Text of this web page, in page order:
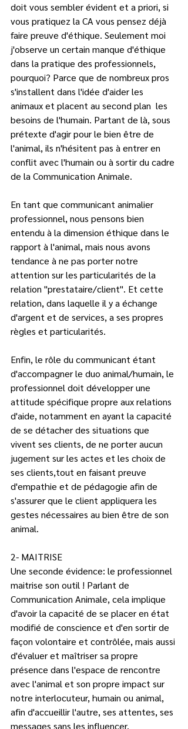
doit vous sembler évident et a priori, si
vous pratiquez la CA vous pensez déjà
faire preuve d'éthique. Seulement moi
j'observe un certain manque d'éthique
dans la pratique des professionnels,
pourquoi? Parce que de nombreux pros
s'installent dans l'idée d'aider les
animaux et placent au second plan  les
besoins de l'humain. Partant de là, sous
prétexte d'agir pour le bien être de
l'animal, ils n'hésitent pas à entrer en
conflit avec l'humain ou à sortir du cadre
de la Communication Animale.
En tant que communicant animalier
professionnel, nous pensons bien
entendu à la dimension éthique dans le
rapport à l'animal, mais nous avons
tendance à ne pas porter notre
attention sur les particularités de la
relation "prestataire/client". Et cette
relation, dans laquelle il y a échange
d'argent et de services, a ses propres
règles et particularités.
Enfin, le rôle du communicant étant
d'accompagner le duo animal/humain, le
professionnel doit développer une
attitude spécifique propre aux relations
d'aide, notamment en ayant la capacité
de se détacher des situations que
vivent ses clients, de ne porter aucun
jugement sur les actes et les choix de
ses clients,tout en faisant preuve
d'empathie et de pédagogie afin de
s'assurer que le client appliquera les
gestes nécessaires au bien être de son
animal.
2- MAITRISE
Une seconde évidence: le professionnel
maitrise son outil ! Parlant de
Communication Animale, cela implique
d'avoir la capacité de se placer en état
modifié de conscience et d'en sortir de
façon volontaire et contrôlée, mais aussi
d'évaluer et maîtriser sa propre
présence dans l'espace de rencontre
avec l'animal et son propre impact sur
notre interlocuteur, humain ou animal,
afin d'accueillir l'autre, ses attentes, ses
messages sans les influencer.